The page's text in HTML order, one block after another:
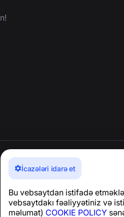
İcazələri idarə et
Bu vebsaytdan istifadə
vebsaytdakı fəaliyyətiniz və
məlumat) COOKIE POLICY